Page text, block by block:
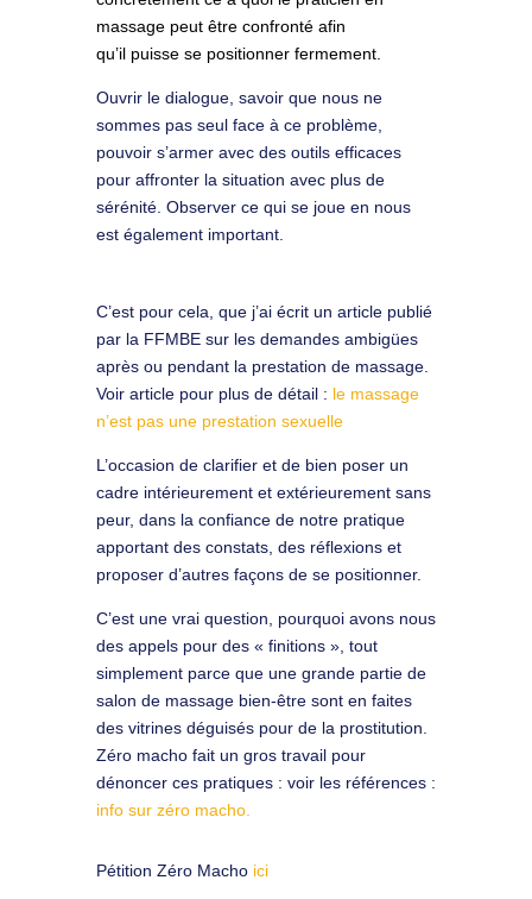
massage peut être confronté afin
qu’il puisse se positionner fermement.
Ouvrir le dialogue, savoir que nous ne
sommes pas seul face à ce problème,
pouvoir s’armer avec des outils efficaces
pour affronter la situation avec plus de
sérénité. Observer ce qui se joue en nous
est également important.
C’est pour cela, que j’ai écrit un article publié
par la FFMBE sur les demandes ambigües
après ou pendant la prestation de massage.
Voir article pour plus de détail : le massage
n’est pas une prestation sexuelle
L’occasion de clarifier et de bien poser un
cadre intérieurement et extérieurement sans
peur, dans la confiance de notre pratique
apportant des constats, des réflexions et
proposer d’autres façons de se positionner.
C’est une vrai question, pourquoi avons nous
des appels pour des « finitions », tout
simplement parce que une grande partie de
salon de massage bien-être sont en faites
des vitrines déguisés pour de la prostitution.
Zéro macho fait un gros travail pour
dénoncer ces pratiques : voir les références :
info sur zéro macho.
Pétition Zéro Machoici